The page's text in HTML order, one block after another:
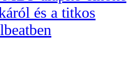
és a titkos